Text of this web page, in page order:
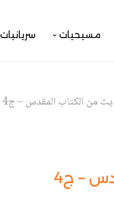
مسيحيات سريانيات
من الكتاب المقدس – ج4
– ج4